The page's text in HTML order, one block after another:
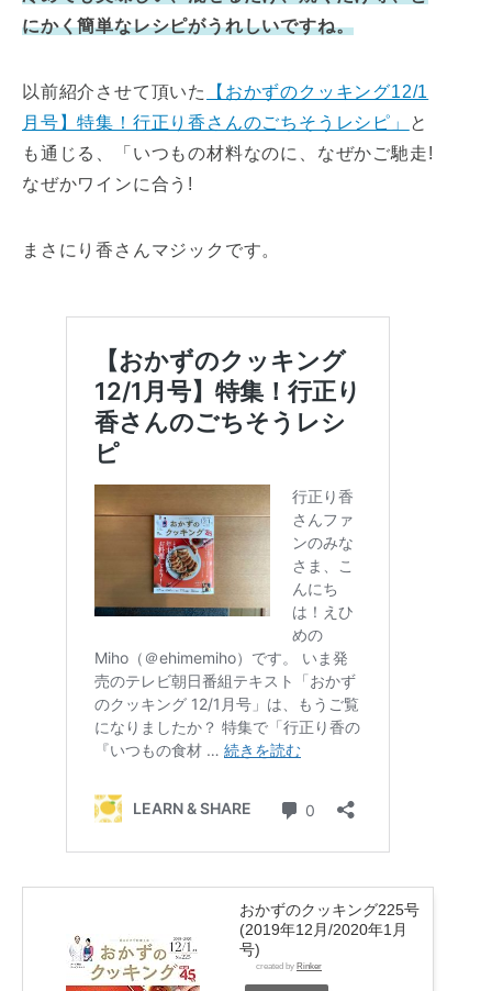
にかく簡単なレシピがうれしいですね。
以前紹介させて頂いた
【おかずのクッキング12/1
月号】特集！行正り香さんのごちそうレシピ」
と
も通じる、「いつもの材料なのに、なぜかご馳走!
なぜかワインに合う!
まさにり香さんマジックです。
おかずのクッキング225号
(2019年12月/2020年1月
号)
created by Rinker